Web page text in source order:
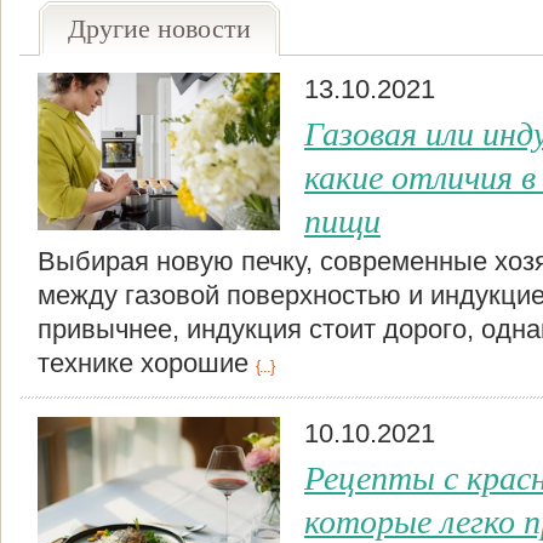
Другие новости
13.10.2021
Газовая или
какие отличия
пищи
Выбирая новую печку, современные
между газовой поверхностью и
привычнее, индукция стоит дорого,
технике хорошие {...}
10.10.2021
Рецепты с
которые легко